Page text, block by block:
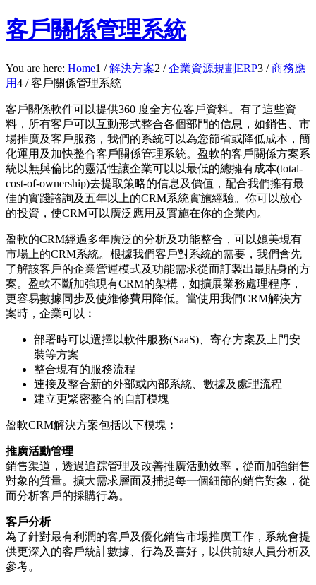
客戶關係管理系統
You are here: Home1 / 解決方案2 / 企業資源規劃ERP3 / 商務應
用4 / 客戶關係管理系統
客戶關係軟件可以提供360 度全方位客戶資料。有了這些資
料，所有客戶可以互動形式整合各個部門的信息，如銷售、市
場推廣及客戶服務，我們的系統可以為您節省或降低成本，簡
化運用及加快整合客戶關係管理系統。盈軟的客戶關係方案系
統以無與倫比的靈活性讓企業可以以最低的總擁有成本(total-
cost-of-ownership)去提取策略的信息及價值，配合我們擁有最
佳的實踐諮詢及五年以上的CRM系統實施經驗。你可以放心
的投資，使CRM可以廣泛應用及實施在你的企業內。
盈軟的CRM經過多年廣泛的分析及功能整合，可以媲美現有
市場上的CRM系統。根據我們客戶對系統的需要，我們會先
了解該客戶的企業營運模式及功能需求從而訂製出最貼身的方
案。盈軟不斷加強現有CRM的架構，如擴展業務處理程序，
更容易數據同步及使維修費用降低。當使用我們CRM解決方
案時，企業可以︰
部署時可以選擇以軟件服務(SaaS)、寄存方案及上門安
裝等方案
整合現有的服務流程
連接及整合新的外部或內部系統、數據及處理流程
建立更緊密整合的自訂模塊
盈軟CRM解決方案包括以下模塊︰
推廣活動管理
銷售渠道，透過追踪管理及改善推廣活動效率，從而加強銷售
對象的質量。擴大需求層面及捕捉每一個細節的銷售對象，從
而分析客戶的採購行為。
客戶分析
為了針對最有利潤的客戶及優化銷售市場推廣工作，系統會提
供更深入的客戶統計數據、行為及喜好，以供前線人員分析及
參考。